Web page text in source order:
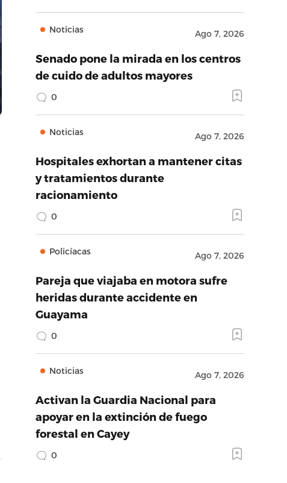
Noticias Ago 7, 2026
Senado pone la mirada en los centros
de cuido de adultos mayores
0
Noticias Ago 7, 2026
Hospitales exhortan a mantener citas
y tratamientos durante
racionamiento
0
Policíacas Ago 7, 2026
Pareja que viajaba en motora sufre
heridas durante accidente en
Guayama
0
Noticias Ago 7, 2026
Activan la Guardia Nacional para
apoyar en la extinción de fuego
forestal en Cayey
0